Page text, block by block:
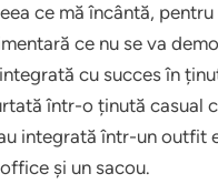
ce mă încântă, pentru
ce nu se va
cu succes în
într-o ținută casual
integrată într-un outfit
și un sacou.